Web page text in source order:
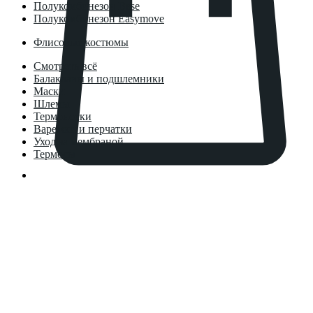
Полукомбинезон Base
Полукомбинезон Easymove
Флисовые костюмы
Смотреть всё
Балаклавы и подшлемники
Маски
Шлемы
Термоноски
Варежки и перчатки
Уход за мембраной
Термосы